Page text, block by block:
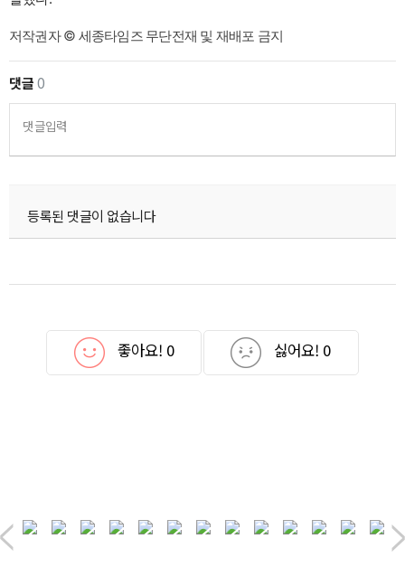
저작권자 © 세종타임즈 무단전재 및 재배포 금지
댓글0
댓글입력
등록된 댓글이 없습니다
좋아요! 0 싫어요! 0